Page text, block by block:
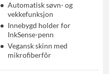
Automatisk søvn- og
vekkefunksjon
Innebygd holder for
InkSense-penn
Vegansk skinn med
mikrofiberfôr